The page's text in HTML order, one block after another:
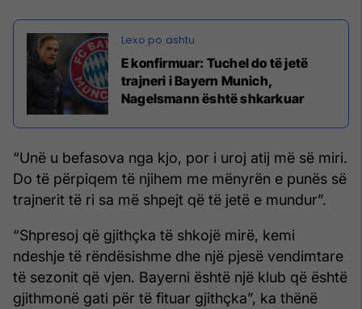
E konfirmuar: Tuchel do të jetë
trajneri i Bayern Munich,
Nagelsmann është shkarkuar
“Unë u befasova nga kjo, por i uroj atij më së miri.
Do të përpiqem të njihem me mënyrën e punës së
trajnerit të ri sa më shpejt që të jetë e mundur”.
“Shpresoj që gjithçka të shkojë mirë, kemi
ndeshje të rëndësishme dhe një pjesë vendimtare
të sezonit që vjen. Bayerni është një klub që është
gjithmonë gati për të fituar gjithçka”, ka thënë